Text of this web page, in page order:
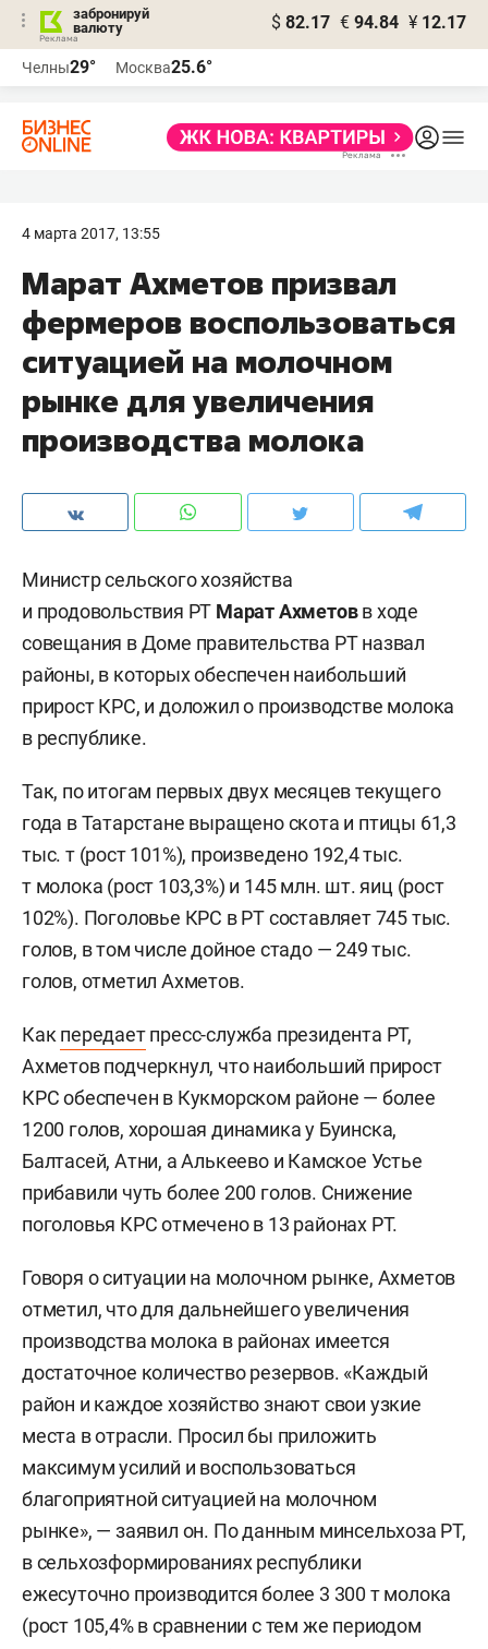
забронируй
валюту
$ 82.17 € 94.84 ¥ 12.17
Челны29° Москва25.6°
4 марта 2017, 13:55
​Марат Ахметов призвал
фермеров воспользоваться
ситуацией на молочном
рынке для увеличения
производства молока
Министр сельского хозяйства
и продовольствия РТ Марат Ахметовв ходе
совещания в Доме правительства РТ назвал
районы, в которых обеспечен наибольший
прирост КРС, и доложил о производстве молока
в республике.
Так, по итогам первых двух месяцев текущего
года в Татарстане выращено скота и птицы 61,3
тыс. т (рост 101%), произведено 192,4 тыс.
т молока (рост 103,3%) и 145 млн. шт. яиц (рост
102%). Поголовье КРС в РТ составляет 745 тыс.
голов, в том числе дойное стадо — 249 тыс.
голов, отметил Ахметов.
Как передаетпресс-служба президента РТ,
Ахметов подчеркнул, что наибольший прирост
КРС обеспечен в Кукморском районе — более
1200 голов, хорошая динамика у Буинска,
Балтасей, Атни, а Алькеево и Камское Устье
прибавили чуть более 200 голов. Снижение
поголовья КРС отмечено в 13 районах РТ.
Говоря о ситуации на молочном рынке, Ахметов
отметил, что для дальнейшего увеличения
производства молока в районах имеется
достаточное количество резервов. «Каждый
район и каждое хозяйство знают свои узкие
места в отрасли. Просил бы приложить
максимум усилий и воспользоваться
благоприятной ситуацией на молочном
рынке», — заявил он. По данным минсельхоза РТ,
в сельхозформированиях республики
ежесуточно производится более 3 300 т молока
(рост 105,4% в сравнении с тем же периодом